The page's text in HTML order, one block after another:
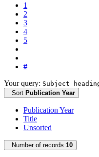
1
2
3
4
5
#
Your query: Subject
Sort Publication Year
Publication Year
Title
Unsorted
Number of records 10